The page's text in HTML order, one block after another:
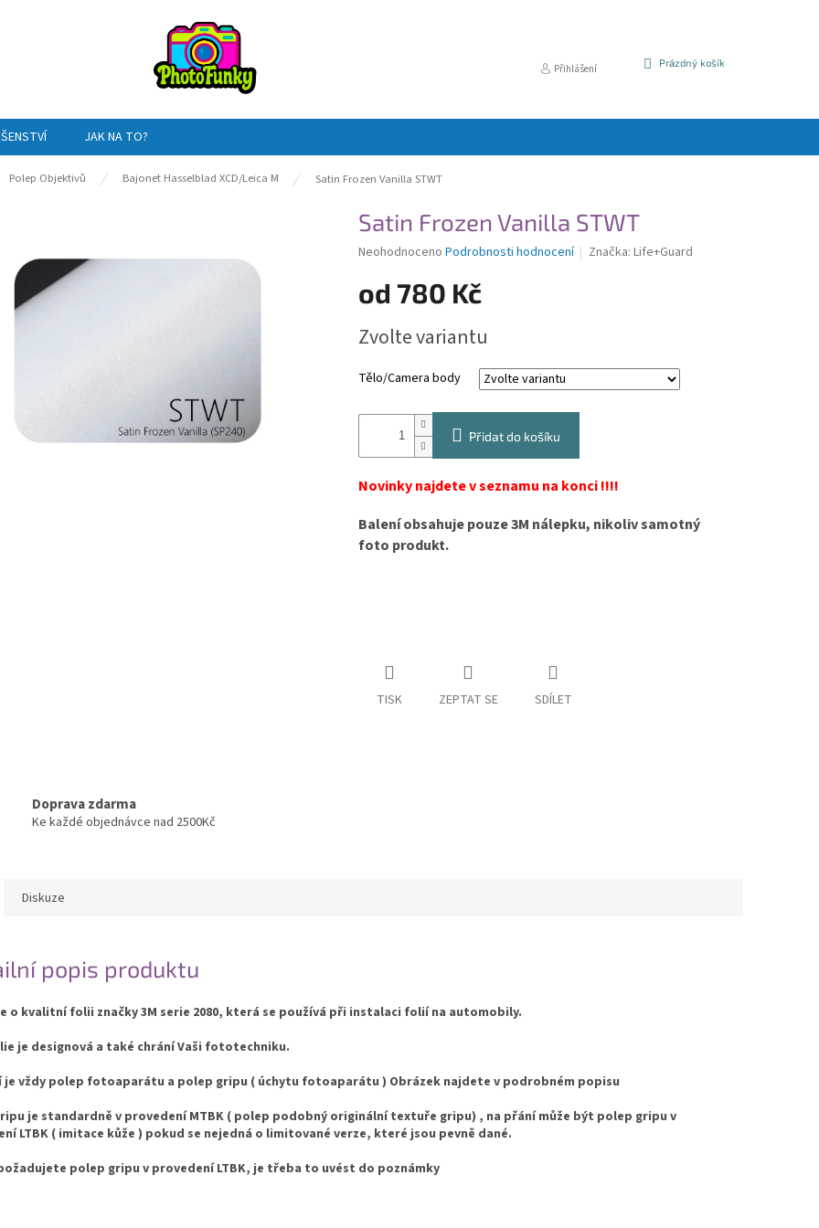
Přihlášení
NÁKUPNÍ
Prázdný košík
JAK NA TO?
Polep Objektivů Bajonet Hasselblad XCD/Leica M Satin Frozen Vanilla STWT
Satin Frozen Vanilla STWT
Průměrné
produktu
je
z
hvězdiček.
Neohodnoceno Podrobnosti hodnocení Značka:Life+Guard
od 780 Kč
cena:
Zvolte variantu
Tělo/Camera body
Přidat do košíku
Novinky najdete v seznamu na konci !!!!
Balení obsahuje pouze 3M nálepku, nikoliv samotný
foto produkt.
TISK ZEPTAT SE SDÍLET
Doprava zdarma
Ke každé objednávce nad 2500Kč
Diskuze
popis produktu
o kvalitní folii značky 3M serie 2080, která se používá při instalaci folií na automobily.
je designová a také chrání Vaši fototechniku.
je vždy polep fotoaparátu a polep gripu ( úchytu fotoaparátu ) Obrázek najdete v podrobném popisu
je standardně v provedení MTBK ( polep podobný originální textuře gripu) , na přání může být polep gripu v
LTBK ( imitace kůže ) pokud se nejedná o limitované verze, které jsou pevně dané.
polep gripu v provedení LTBK, je třeba to uvést do poznámky